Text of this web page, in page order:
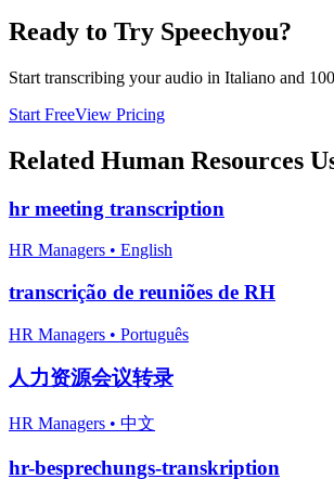
Ready to Try Speechyou?
Start transcribing your audio in Italiano and
Start FreeView Pricing
Related Human Resources
hr meeting transcription
HR Managers • English
transcrição de reuniões de RH
HR Managers • Português
人力资源会议转录
HR Managers • 中文
hr-besprechungs-transkription